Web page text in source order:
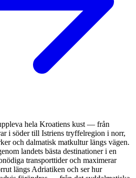
hela Kroatiens kust — från
i söder till Istriens tryffelregion i norr,
och dalmatisk matkultur längs vägen.
landets bästa destinationer i en
transporttider och maximerar
längs Adriatiken och ser hur